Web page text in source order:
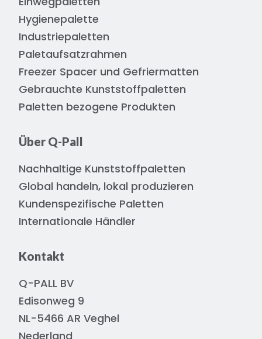
Hygienepalette
Industriepaletten
Paletaufsatzrahmen
Freezer Spacer und Gefriermatten
Gebrauchte Kunststoffpaletten
Paletten bezogene Produkten
Über Q-Pall
Nachhaltige Kunststoffpaletten
Global handeln, lokal produzieren
Kundenspezifische Paletten
Internationale Händler
Kontakt
Q-PALL BV
Edisonweg 9
NL-5466 AR Veghel
Nederland